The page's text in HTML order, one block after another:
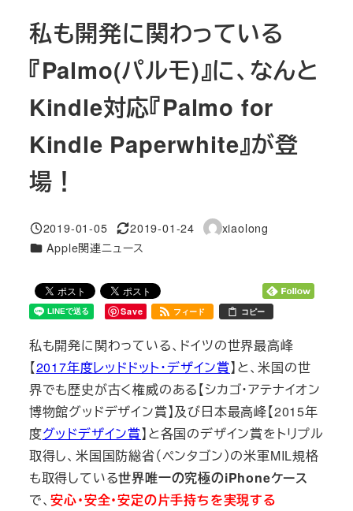
私も開発に関わっている
『Palmo(パルモ)』に、なんと
Kindle対応『Palmo for
Kindle Paperwhite』が登
場！
投稿日
2019-01-05
更新日
2019-01-24
著
xiaolong
カテゴリー
Apple関連ニュース
Save フィード コピー
私も開発に関わっている、ドイツの世界最高峰
【2017年度レッドドット・デザイン賞】と、米国の世
界でも歴史が古く権威のある【シカゴ・アテナイオン
博物館グッドデザイン賞】及び日本最高峰【2015年
度グッドデザイン賞】と各国のデザイン賞をトリプル
取得し、米国国防総省（ペンタゴン）の米軍MIL規格
も取得している世界唯一の究極のiPhoneケース
で、安心・安全・安定の片手持ちを実現する